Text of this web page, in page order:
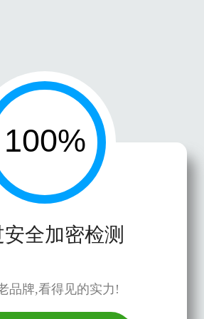
全加密检测
品牌,看得见的实力!